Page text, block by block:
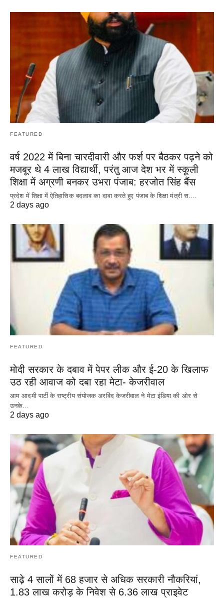
FEATURED
वर्ष 2022 में बिना चारदीवारी और फर्श पर बैठकर पढ़ने को
मजबूर थे 4 लाख विद्यार्थी, परंतु आज देश भर में स्कूली
शिक्षा में अग्रणी बनकर उभरा पंजाब: हरजोत सिंह बैंस
प्रदेश में शिक्षा में ऐतिहासिक बदलाव का दावा करते हुए पंजाब के शिक्षा मंत्री स.…
2 days ago
FEATURED
मोदी सरकार के दबाव में पेपर लीक और ई-20 के खिलाफ
उठ रही आवाज को दबा रहा मेटा- केजरीवाल
आम आदमी पार्टी के राष्ट्रीय संयोजक अरविंद केजरीवाल ने मेटा इंडिया की ओर से
उनके…
2 days ago
FEATURED
साढ़े 4 सालों में 68 हजार से अधिक सरकारी नौकरियां,
1.83 लाख करोड़ के निवेश से 6.36 लाख प्राइवेट